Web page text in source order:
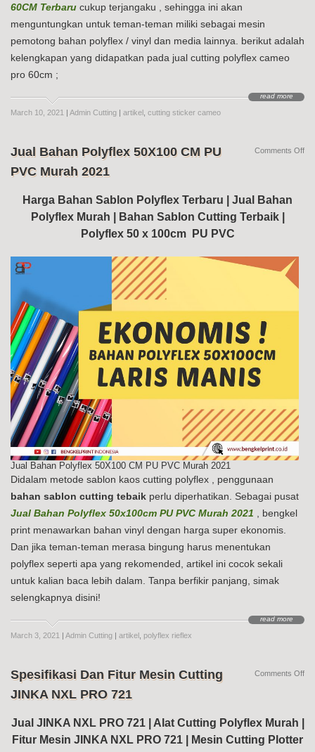
60CM Terbaru cukup terjangaku , sehingga ini akan
menguntungkan untuk teman-teman miliki sebagai mesin
pemotong bahan polyflex / vinyl dan media lainnya. berikut adalah
kelengkapan yang didapatkan pada jual cutting polyflex cameo
pro 60cm ;
read more
March 10, 2021 | Admin Cutting | artikel cutting sticker cameo
Jual Bahan Polyflex 50X100 CM PU
PVC Murah 2021
Harga Bahan Sablon Polyflex Terbaru | Jual Bahan
Polyflex Murah | Bahan Sablon Cutting Terbaik |
Polyflex 50 x 100cm PU PVC
Jual Bahan Polyflex 50X100 CM PU PVC Murah 2021
Didalam metode sablon kaos cutting polyflex , penggunaan
bahan sablon cutting tebaik perlu diperhatikan. Sebagai pusat
Jual Bahan Polyflex 50x100cm PU PVC Murah 2021 , bengkel
print menawarkan bahan vinyl dengan harga super ekonomis.
Dan jika teman-teman merasa bingung harus menentukan
polyflex seperti apa yang rekomended, artikel ini cocok sekali
untuk kalian baca lebih dalam. Tanpa berfikir panjang, simak
selengkapnya disini!
read more
March 3, 2021 | Admin Cutting | artikel polyflex rieflex
Comments Offon
Spesifikasi Dan Fitur Mesin Cutting
JINKA NXL PRO 721
Jual JINKA NXL PRO 721 | Alat Cutting Polyflex Murah |
Fitur Mesin JINKA NXL PRO 721 | Mesin Cutting Plotter
Comments Offon